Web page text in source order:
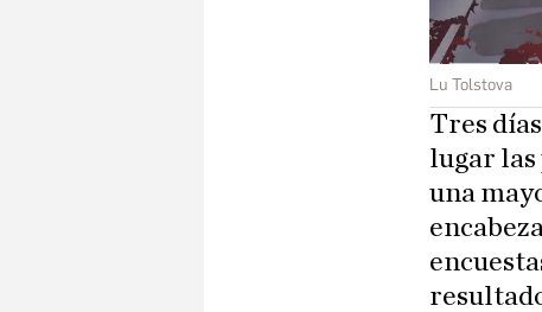
Lu Tolstova
Tres
lugar las
una